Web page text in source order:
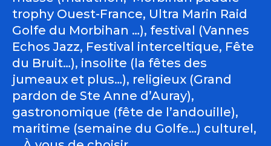
trophy Ouest-France, Ultra Marin Raid
Golfe du Morbihan …), festival (Vannes
Echos Jazz, Festival interceltique, Fête
du Bruit…), insolite (la fêtes des
jumeaux et plus…), religieux (Grand
pardon de Ste Anne d’Auray),
gastronomique (fête de l’andouille),
maritime (semaine du Golfe…) culturel,